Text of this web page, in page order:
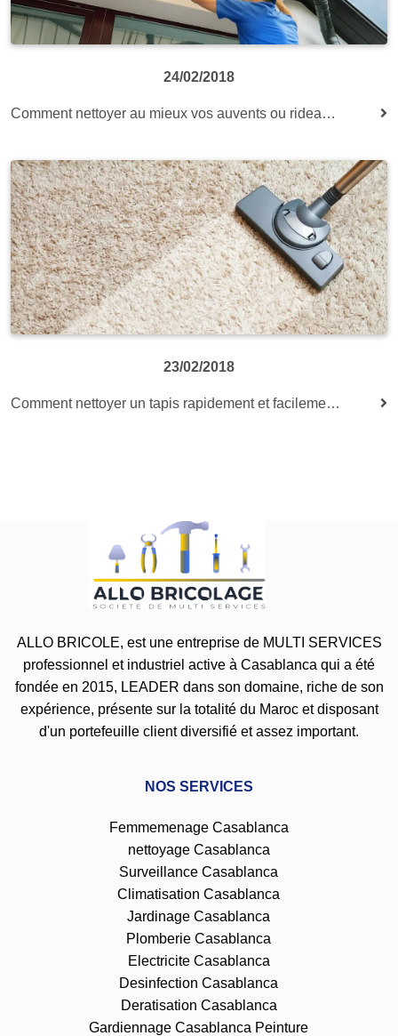
24/02/2018
Comment nettoyer au mieux vos auvents ou rideaux extérieurs ?
23/02/2018
Comment nettoyer un tapis rapidement et facilement?
ALLO BRICOLE, est une entreprise de MULTI SERVICES
professionnel et industriel active à Casablanca qui a été
fondée en 2015, LEADER dans son domaine, riche de son
expérience, présente sur la totalité du Maroc et disposant
d'un portefeuille client diversifié et assez important.
NOS SERVICES
Femmemenage Casablanca
nettoyage Casablanca
Surveillance Casablanca
Climatisation Casablanca
Jardinage Casablanca
Plomberie Casablanca
Electricite Casablanca
Desinfection Casablanca
Deratisation Casablanca
Gardiennage Casablanca Peinture